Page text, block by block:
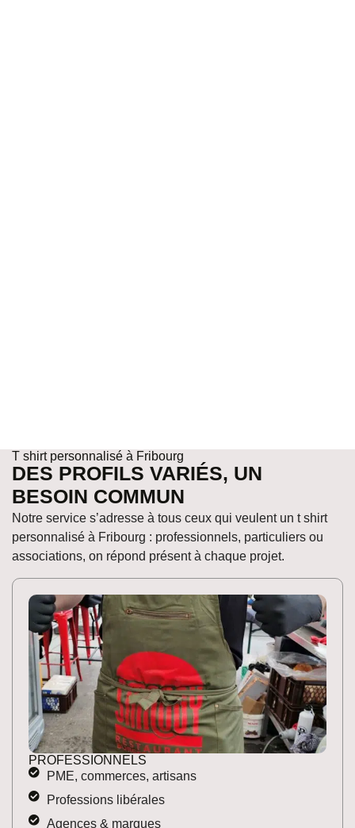
T shirt personnalisé à Fribourg
DES PROFILS VARIÉS, UN
BESOIN COMMUN
Notre service s’adresse à tous ceux qui veulent un t shirt
personnalisé à Fribourg : professionnels, particuliers ou
associations, on répond présent à chaque projet.
PROFESSIONNELS
PME, commerces, artisans
Professions libérales
Agences & marques